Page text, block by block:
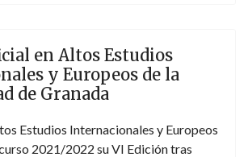
en Altos Estudios
y Europeos de la
de Granada
Estudios Internacionales y Europeos
2021/2022 su VI Edición tras